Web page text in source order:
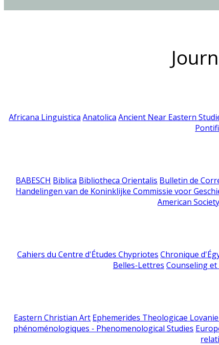
Africana Linguistica Anatolica Ancient Near Eastern
BABESCH Biblica Bibliotheca Orientalis Bulletin de
Handelingen van de Koninklijke Commissie voor
American
Cahiers du Centre d'Études Chypriotes Chronique
Belles-Lettres Counseling
Eastern Christian Art Ephemerides Theologicae
phénoménologiques - Phenomenological Studies